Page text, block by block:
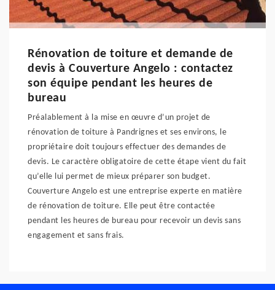
Rénovation de toiture et demande de
devis à Couverture Angelo : contactez
son équipe pendant les heures de
bureau
Préalablement à la mise en œuvre d’un projet de
rénovation de toiture à Pandrignes et ses environs, le
propriétaire doit toujours effectuer des demandes de
devis. Le caractère obligatoire de cette étape vient du fait
qu’elle lui permet de mieux préparer son budget.
Couverture Angelo est une entreprise experte en matière
de rénovation de toiture. Elle peut être contactée
pendant les heures de bureau pour recevoir un devis sans
engagement et sans frais.